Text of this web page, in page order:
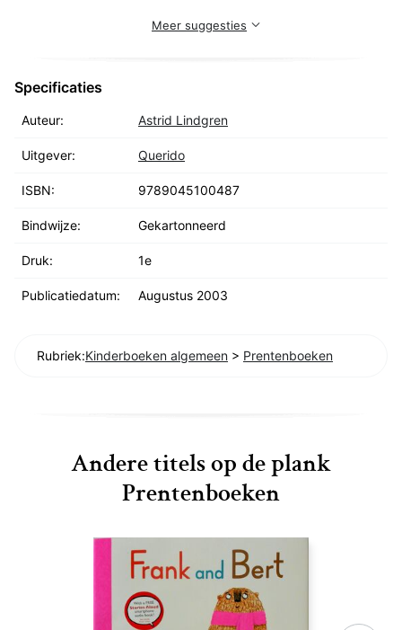
Meer suggesties
Specificaties
Auteur: Astrid Lindgren
Uitgever: Querido
ISBN: 9789045100487
Bindwijze: Gekartonneerd
Druk: 1e
Publicatiedatum: Augustus 2003
Rubriek:Kinderboeken algemeen > Prentenboeken
Andere titels op de plank
Prentenboeken